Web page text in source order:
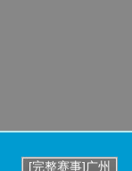
[完整赛事]广州